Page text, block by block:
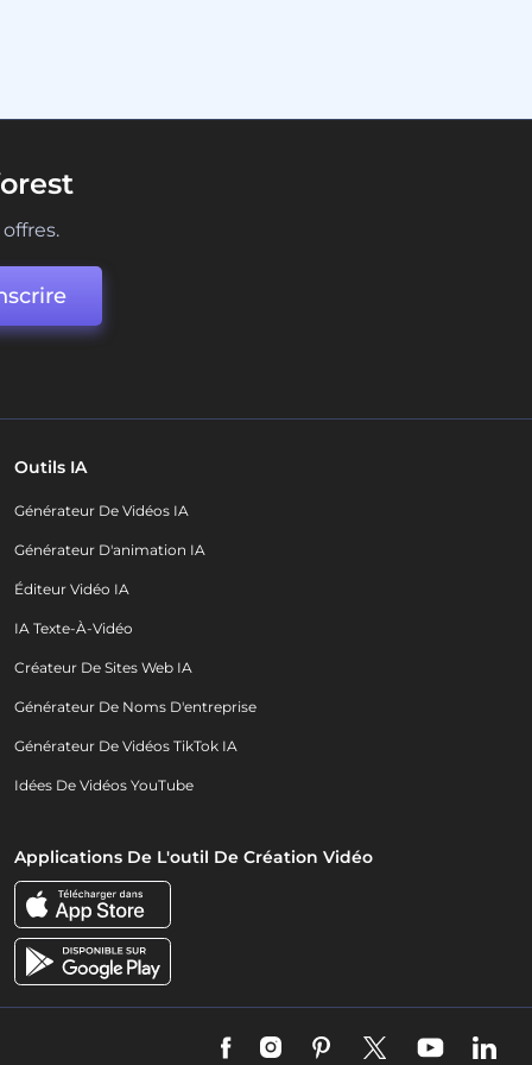
Outils IA
Générateur De Vidéos IA
Générateur D'animation IA
Éditeur Vidéo IA
IA Texte-À-Vidéo
Créateur De Sites Web IA
Générateur De Noms D'entreprise
Générateur De Vidéos TikTok IA
Idées De Vidéos YouTube
Applications De L'outil De Création Vidéo